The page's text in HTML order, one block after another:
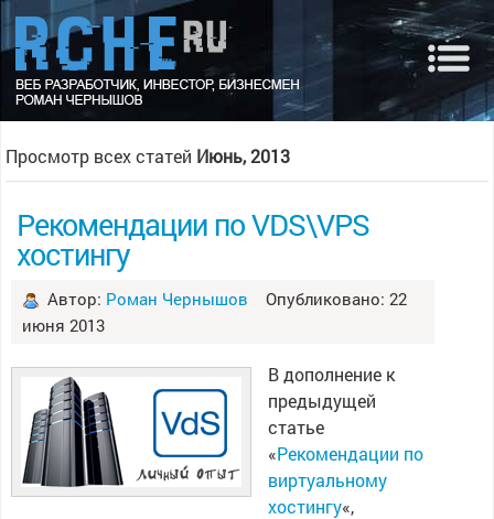
Просмотр всех статей Июнь, 2013
Рекомендации по VDS\VPS
хостингу
Автор: Роман Чернышов Опубликовано: 22
июня 2013
В дополнение к
предыдущей
статье
«Рекомендации по
виртуальному
хостингу«,